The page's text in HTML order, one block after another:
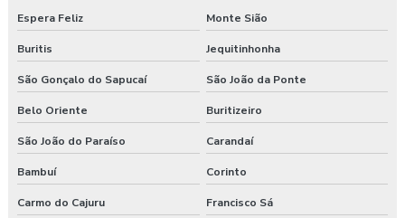
Espera Feliz Monte Sião
Buritis Jequitinhonha
São Gonçalo do Sapucaí São João da Ponte
Belo Oriente Buritizeiro
São João do Paraíso Carandaí
Bambuí Corinto
Carmo do Cajuru Francisco Sá